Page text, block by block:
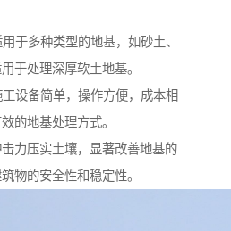
于多种类型的地基，如砂土、
于处理深厚软土地基。
设备简单，操作方便，成本相
的地基处理方式。
力压实土壤，显著改善地基的
物的安全性和稳定性。